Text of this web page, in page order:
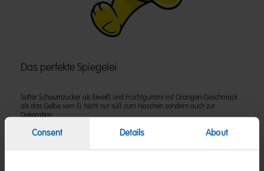
Consent Details About
Das perfekte Spiegelei
Softer Schaumzucker als Eiweiß und Fruchtgummi mit Orangen-Geschmack
als das Gelbe vom Ei. Nicht nur süß zum Naschen sondern auch zur
Dekoration.
Zutaten